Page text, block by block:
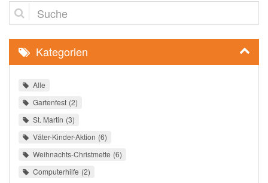
Suche
Kategorien
Alle
Gartenfest 2
St. Martin 3
Väter-Kinder-Aktion 6
Weihnachts-Christmette 6
Computerhilfe 2